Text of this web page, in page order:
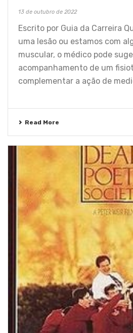
13 de outubro de 2022
Escrito por Guia da Carreira
uma lesão ou estamos com
muscular, o médico pode
acompanhamento de um
complementar a ação de
Read More